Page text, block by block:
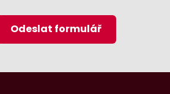
Odeslat formulář